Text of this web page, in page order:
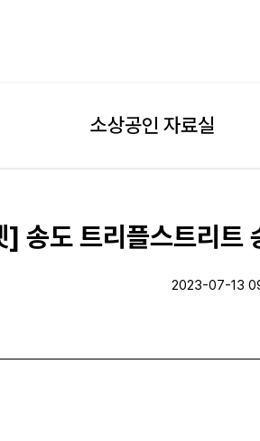
소상공인 자료실
] 송도 트리플스트리트
2023-07-13